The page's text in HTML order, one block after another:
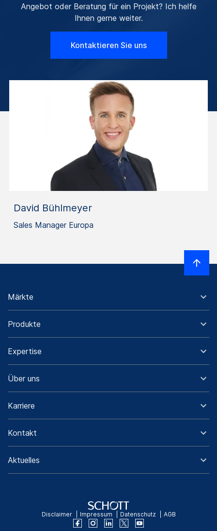
Angebot oder Beratung für ein Projekt? Ich helfe
Ihnen gerne weiter.
Kontaktieren Sie uns
David Bühlmeyer
Sales Manager Europa
Märkte
Produkte
Expertise
Über uns
Karriere
Kontakt
Aktuelles
Disclaimer Impressum Datenschutz AGB